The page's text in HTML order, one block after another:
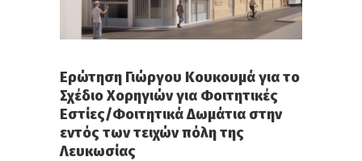
Ερώτηση Γιώργου Κουκουμά για το
Σχέδιο Χορηγιών για Φοιτητικές
Εστίες/Φοιτητικά Δωμάτια στην
εντός των τειχών πόλη της
Λευκωσίας